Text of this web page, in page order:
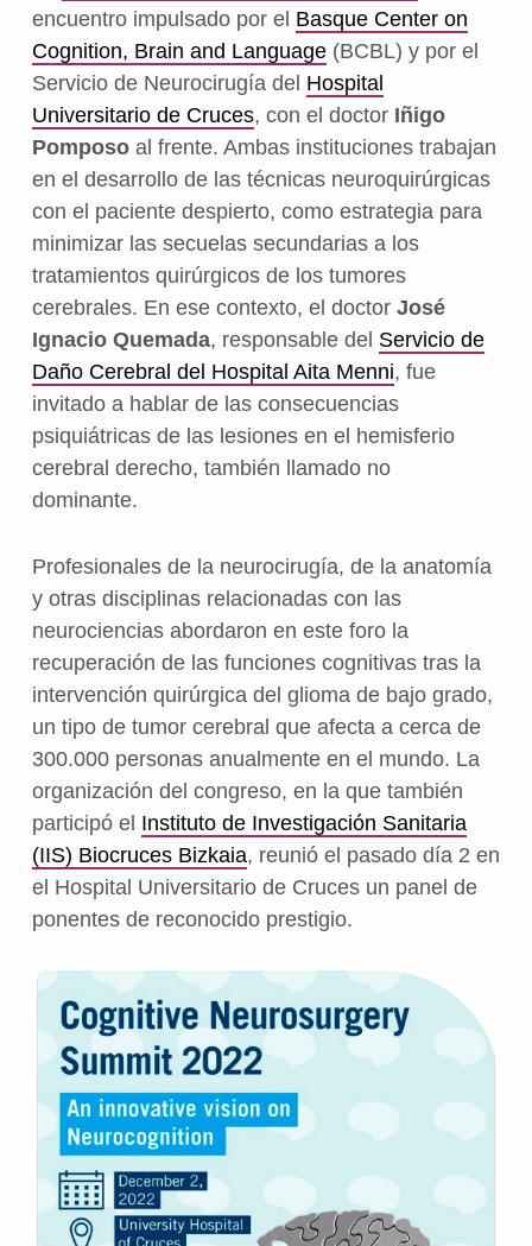
encuentro impulsado por el Basque Center on
Cognition, Brain and Language(BCBL) y por el
Servicio de Neurocirugía del Hospital
Universitario de Cruces, con el doctor Iñigo
Pomposoal frente. Ambas instituciones trabajan
en el desarrollo de las técnicas neuroquirúrgicas
con el paciente despierto, como estrategia para
minimizar las secuelas secundarias a los
tratamientos quirúrgicos de los tumores
cerebrales. En ese contexto, el doctor José
Ignacio Quemada, responsable del Servicio de
Daño Cerebral del Hospital Aita Menni, fue
invitado a hablar de las consecuencias
psiquiátricas de las lesiones en el hemisferio
cerebral derecho, también llamado no
dominante.
Profesionales de la neurocirugía, de la anatomía
y otras disciplinas relacionadas con las
neurociencias abordaron en este foro la
recuperación de las funciones cognitivas tras la
intervención quirúrgica del glioma de bajo grado,
un tipo de tumor cerebral que afecta a cerca de
300.000 personas anualmente en el mundo. La
organización del congreso, en la que también
participó el Instituto de Investigación Sanitaria
(IIS) Biocruces Bizkaia, reunió el pasado día 2 en
el Hospital Universitario de Cruces un panel de
ponentes de reconocido prestigio.